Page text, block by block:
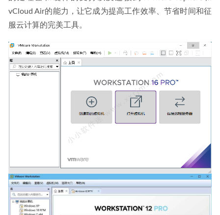
vCloud Air的能力，让它成为提高工作效率、节省时间和征
服云计算的完美工具。